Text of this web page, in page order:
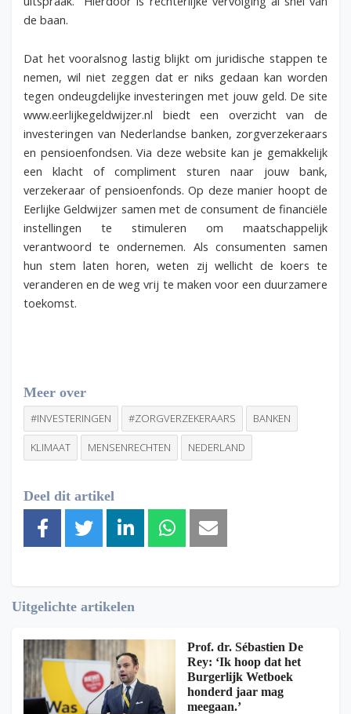
de baan.
Dat het vooralsnog lastig blijkt om juridische stappen te
nemen, wil niet zeggen dat er niks gedaan kan worden
tegen ondeugdelijke investeringen met jouw geld. De site
www.eerlijkegeldwijzer.nl biedt een overzicht van de
investeringen van Nederlandse banken, zorgverzekeraars
en pensioenfondsen. Via deze website kan je gemakkelijk
een klacht of compliment sturen naar jouw bank,
verzekeraar of pensioenfonds. Op deze manier hoopt de
Eerlijke Geldwijzer samen met de consument de financiële
instellingen te stimuleren om maatschappelijk
verantwoord te ondernemen. Als consumenten samen
hun stem laten horen, weten zij wellicht de koers te
veranderen en de weg vrij te maken voor een duurzamere
toekomst.
Meer over
#INVESTERINGEN #ZORGVERZEKERAARS BANKEN
KLIMAAT MENSENRECHTEN NEDERLAND
Deel dit artikel
Uitgelichte artikelen
Prof. dr. Sébastien De
Rey: ‘Ik hoop dat het
Burgerlijk Wetboek
honderd jaar mag
meegaan.’